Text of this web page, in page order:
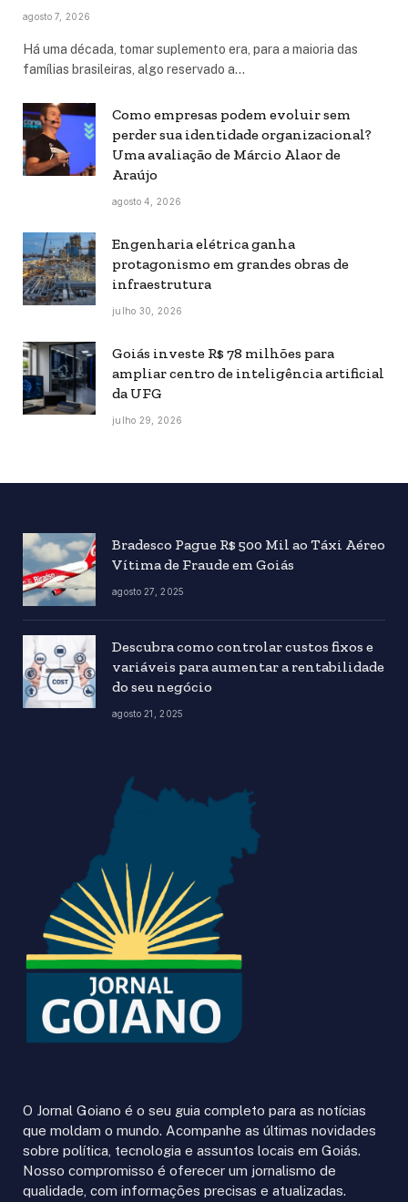
agosto 7, 2026
Há uma década, tomar suplemento era, para a maioria das
famílias brasileiras, algo reservado a…
Como empresas podem evoluir sem
perder sua identidade organizacional?
Uma avaliação de Márcio Alaor de
Araújo
agosto 4, 2026
Engenharia elétrica ganha
protagonismo em grandes obras de
infraestrutura
julho 30, 2026
Goiás investe R$ 78 milhões para
ampliar centro de inteligência artificial
da UFG
julho 29, 2026
Bradesco Pague R$ 500 Mil ao Táxi Aéreo
Vítima de Fraude em Goiás
agosto 27, 2025
Descubra como controlar custos fixos e
variáveis para aumentar a rentabilidade
do seu negócio
agosto 21, 2025
O Jornal Goiano é o seu guia completo para as notícias
que moldam o mundo. Acompanhe as últimas novidades
sobre política, tecnologia e assuntos locais em Goiás.
Nosso compromisso é oferecer um jornalismo de
qualidade, com informações precisas e atualizadas.